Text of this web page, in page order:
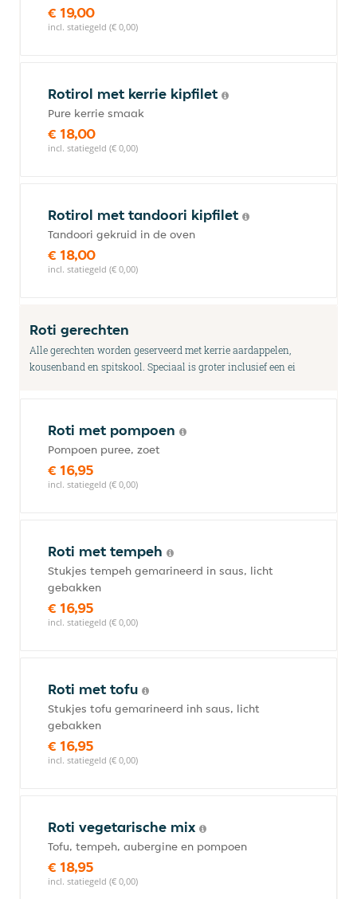
€ 19,00
incl. statiegeld (€ 0,00)
Rotirol met kerrie kipfilet
Pure kerrie smaak
€ 18,00
incl. statiegeld (€ 0,00)
Rotirol met tandoori kipfilet
Tandoori gekruid in de oven
€ 18,00
incl. statiegeld (€ 0,00)
Roti gerechten
Alle gerechten worden geserveerd met kerrie aardappelen,
kousenband en spitskool. Speciaal is groter inclusief een ei
Roti met pompoen
Pompoen puree, zoet
€ 16,95
incl. statiegeld (€ 0,00)
Roti met tempeh
Stukjes tempeh gemarineerd in saus, licht
gebakken
€ 16,95
incl. statiegeld (€ 0,00)
Roti met tofu
Stukjes tofu gemarineerd inh saus, licht
gebakken
€ 16,95
incl. statiegeld (€ 0,00)
Roti vegetarische mix
Tofu, tempeh, aubergine en pompoen
€ 18,95
incl. statiegeld (€ 0,00)